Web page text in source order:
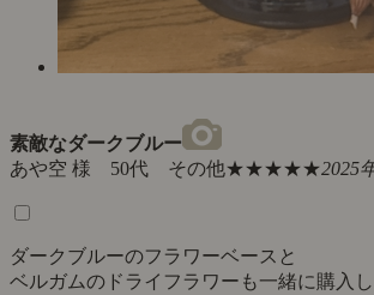
素敵なダークブルー
あや空 様 50代 その他★★★★★2025
ダークブルーのフラワーベースと
ベルガムのドライフラワーも一緒に購入し